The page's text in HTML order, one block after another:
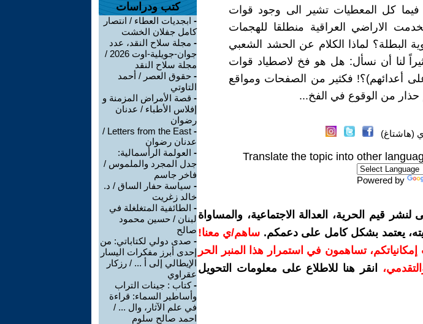
كل المعطيات تشير الى وجود قوات
الاراضي العراقية منطلقا للهجمات
البطلة؟ لماذا الكلام عن الحشد الشعبي
كثيراً لنا أن نسأل: هل هو فخ لاصطياد قوات
أعدائهم)؟! فكثير من الصفحات ومواقع
حذار من الوقوع في الفخ...
(هاشتاغ)
Translate the topic into other
Powered by
قيم الحرية، العدالة الاجتماعية، والمساواة
يعتمد بشكل كامل على دعمكم. ساهم/ي معنا!
حسب إمكانياتكم، تساهمون في استمرار هذا المنبر الحر
،
انقر هنا للاطلاع على معلومات التحويل
كتب ودراسات
- ابجديات العطاء / انتصار
كامل جفلان الخشت
- مجلة سلاح النقد، عدد
جوان-جويلية-اوت 2026 /
مجلة سلاح النقد
- حقوق العصر / أحمد
التاوتي
- قصة الأمراض المزمنة و
إفلاس الأطباء / عدنان
رضوان
-
Letters from the East /
عدنان رضوان
- العولمة الرأسمالية:
جدل المجرد والملموس /
فاخر جاسم
- سياسة حفار الساق / د.
خالد زغريت
- الطائفية المتغلغلة في
لبنان / حسين محمود
صالح
- صدى دولي لكتاباتي: من
إحدى أبرز مفكرات اليسار
الإيطالي إلى أ ... / رزكار
عقراوي
-كتاب : جينات التراب
وأساطير السماء: قراءة
في علم الآثار، وال ... /
احمد صالح سلوم